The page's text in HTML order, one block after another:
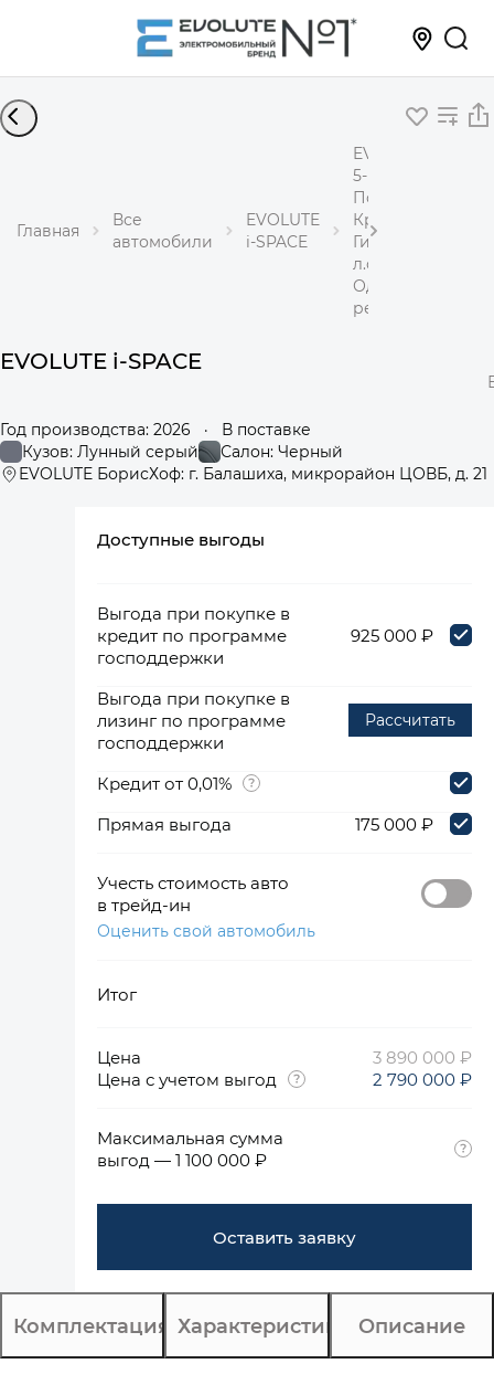
Главная
Все
автомобили
EVOLUTE
i-SPACE
EVOLUTE i-SPACE
5-местный
Полный привод
Кроссовер
Гибрид 1,5 л 367
л.с.
редуктор
EVOLUTE i-SPACE
Год производства: 2026 ·
В поставке
Кузов: Лунный серый
Салон: Черный
EVOLUTE БорисХоф: г. Балашиха, микрорайон ЦОВБ, д. 21
Доступные выгоды
Выгода при покупке в
кредит по программе
господдержки
925 000 ₽
Выгода при покупке в
лизинг по программе
господдержки
Рассчитать
Кредит от 0,01%
Прямая выгода
175 000 ₽
Учесть стоимость авто
в трейд-ин
Оценить свой автомобиль
Итог
Цена
3 890 000 ₽
Цена с учетом выгод
2 790 000 ₽
Максимальная сумма
выгод — 1 100 000 ₽
Оставить заявку
Комплектация Характеристики Описание